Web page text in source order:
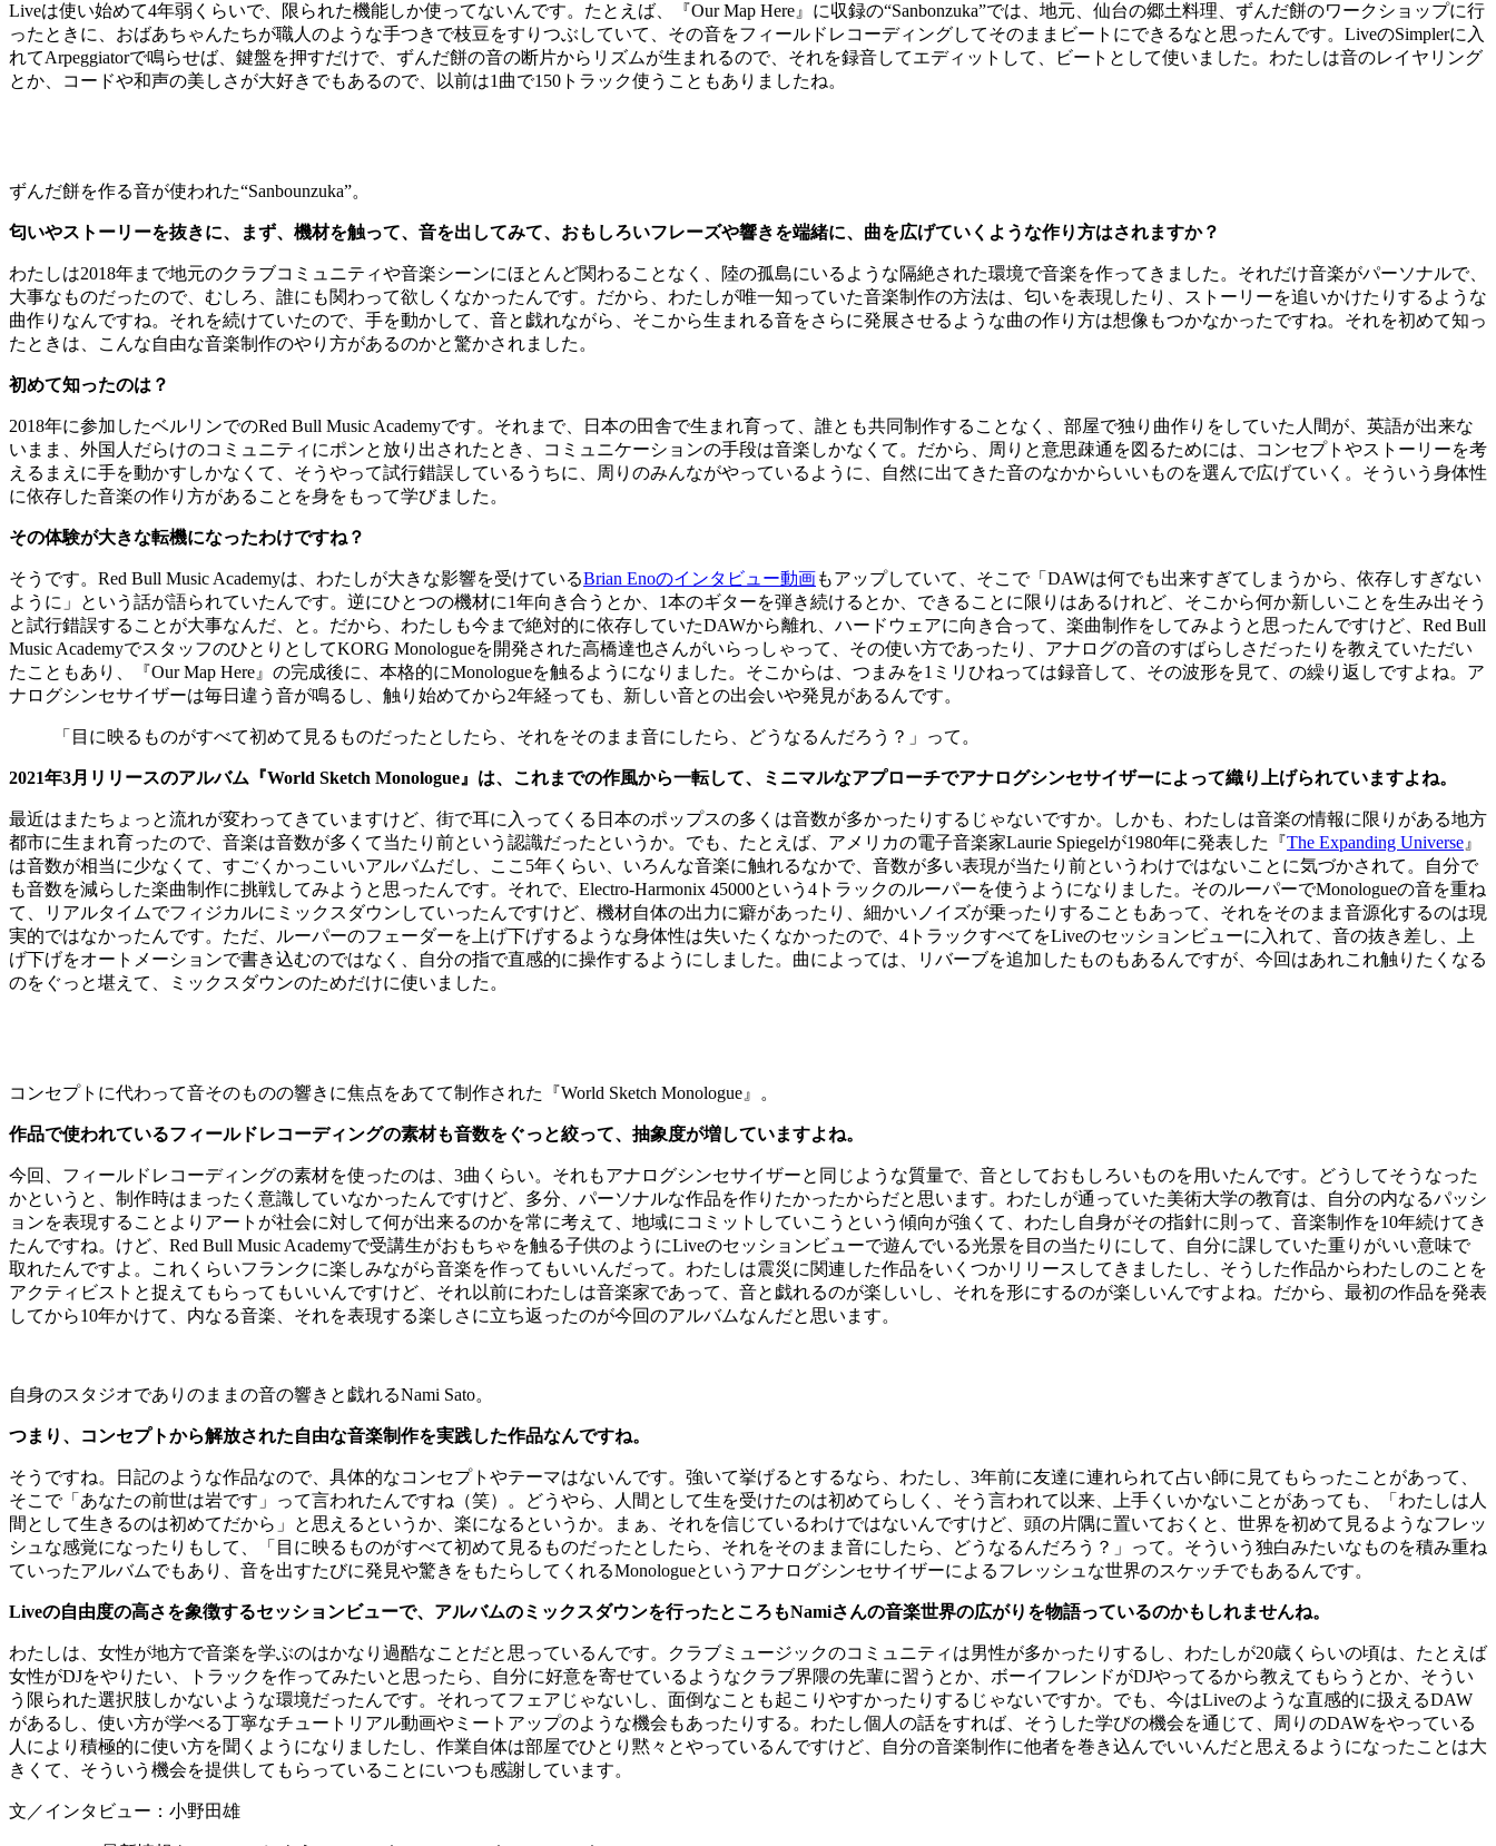
Liveは使い始めて4年弱くらいで、限られた機能しか使ってないんです。たとえば、『Our Map Here』に収録の“Sanbonzuka”では、地元、仙台の郷土料理、ずんだ餅のワークショップに行
ったときに、おばあちゃんたちが職人のような手つきで枝豆をすりつぶしていて、その音をフィールドレコーディングしてそのままビートにできるなと思ったんです。LiveのSimplerに入
れてArpeggiatorで鳴らせば、鍵盤を押すだけで、ずんだ餅の音の断片からリズムが生まれるので、それを録音してエディットして、ビートとして使いました。わたしは音のレイヤリング
とか、コードや和声の美しさが大好きでもあるので、以前は1曲で150トラック使うこともありましたね。
ずんだ餅を作る音が使われた“Sanbounzuka”。
匂いやストーリーを抜きに、まず、機材を触って、音を出してみて、おもしろいフレーズや響きを端緒に、曲を広げていくような作り方はされますか？
わたしは2018年まで地元のクラブコミュニティや音楽シーンにほとんど関わることなく、陸の孤島にいるような隔絶された環境で音楽を作ってきました。それだけ音楽がパーソナルで、
大事なものだったので、むしろ、誰にも関わって欲しくなかったんです。だから、わたしが唯一知っていた音楽制作の方法は、匂いを表現したり、ストーリーを追いかけたりするような
曲作りなんですね。それを続けていたので、手を動かして、音と戯れながら、そこから生まれる音をさらに発展させるような曲の作り方は想像もつかなかったですね。それを初めて知っ
たときは、こんな自由な音楽制作のやり方があるのかと驚かされました。
初めて知ったのは？
2018年に参加したベルリンでのRed Bull Music Academyです。それまで、日本の田舎で生まれ育って、誰とも共同制作することなく、部屋で独り曲作りをしていた人間が、英語が出来な
いまま、外国人だらけのコミュニティにポンと放り出されたとき、コミュニケーションの手段は音楽しかなくて。だから、周りと意思疎通を図るためには、コンセプトやストーリーを考
えるまえに手を動かすしかなくて、そうやって試行錯誤しているうちに、周りのみんながやっているように、自然に出てきた音のなかからいいものを選んで広げていく。そういう身体性
に依存した音楽の作り方があることを身をもって学びました。
その体験が大きな転機になったわけですね？
そうです。Red Bull Music Academyは、わたしが大きな影響を受けているBrian Enoのインタビュー動画 もアップしていて、そこで「DAWは何でも出来すぎてしまうから、依存しすぎない
ように」という話が語られていたんです。逆にひとつの機材に1年向き合うとか、1本のギターを弾き続けるとか、できることに限りはあるけれど、そこから何か新しいことを生み出そう
と試行錯誤することが大事なんだ、と。だから、わたしも今まで絶対的に依存していたDAWから離れ、ハードウェアに向き合って、楽曲制作をしてみようと思ったんですけど、Red Bull
Music AcademyでスタッフのひとりとしてKORG Monologueを開発された高橋達也さんがいらっしゃって、その使い方であったり、アナログの音のすばらしさだったりを教えていただい
たこともあり、『Our Map Here』の完成後に、本格的にMonologueを触るようになりました。そこからは、つまみを1ミリひねっては録音して、その波形を見て、の繰り返しですよね。ア
ナログシンセサイザーは毎日違う音が鳴るし、触り始めてから2年経っても、新しい音との出会いや発見があるんです。
「目に映るものがすべて初めて見るものだったとしたら、それをそのまま音にしたら、どうなるんだろう？」って。
2021年3月リリースのアルバム『World Sketch Monologue』は、これまでの作風から一転して、ミニマルなアプローチでアナログシンセサイザーによって織り上げられていますよね。
最近はまたちょっと流れが変わってきていますけど、街で耳に入ってくる日本のポップスの多くは音数が多かったりするじゃないですか。しかも、わたしは音楽の情報に限りがある地方
都市に生まれ育ったので、音楽は音数が多くて当たり前という認識だったというか。でも、たとえば、アメリカの電子音楽家Laurie Spiegelが1980年に発表した『 The Expanding Universe』
は音数が相当に少なくて、すごくかっこいいアルバムだし、ここ5年くらい、いろんな音楽に触れるなかで、音数が多い表現が当たり前というわけではないことに気づかされて。自分で
も音数を減らした楽曲制作に挑戦してみようと思ったんです。それで、Electro-Harmonix 45000という4トラックのルーパーを使うようになりました。そのルーパーでMonologueの音を重ね
て、リアルタイムでフィジカルにミックスダウンしていったんですけど、機材自体の出力に癖があったり、細かいノイズが乗ったりすることもあって、それをそのまま音源化するのは現
実的ではなかったんです。ただ、ルーパーのフェーダーを上げ下げするような身体性は失いたくなかったので、4トラックすべてをLiveのセッションビューに入れて、音の抜き差し、上
げ下げをオートメーションで書き込むのではなく、自分の指で直感的に操作するようにしました。曲によっては、リバーブを追加したものもあるんですが、今回はあれこれ触りたくなる
のをぐっと堪えて、ミックスダウンのためだけに使いました。
コンセプトに代わって音そのものの響きに焦点をあてて制作された『World Sketch Monologue』。
作品で使われているフィールドレコーディングの素材も音数をぐっと絞って、抽象度が増していますよね。
今回、フィールドレコーディングの素材を使ったのは、3曲くらい。それもアナログシンセサイザーと同じような質量で、音としておもしろいものを用いたんです。どうしてそうなった
かというと、制作時はまったく意識していなかったんですけど、多分、パーソナルな作品を作りたかったからだと思います。わたしが通っていた美術大学の教育は、自分の内なるパッシ
ョンを表現することよりアートが社会に対して何が出来るのかを常に考えて、地域にコミットしていこうという傾向が強くて、わたし自身がその指針に則って、音楽制作を10年続けてき
たんですね。けど、Red Bull Music Academyで受講生がおもちゃを触る子供のようにLiveのセッションビューで遊んでいる光景を目の当たりにして、自分に課していた重りがいい意味で
取れたんですよ。これくらいフランクに楽しみながら音楽を作ってもいいんだって。わたしは震災に関連した作品をいくつかリリースしてきましたし、そうした作品からわたしのことを
アクティビストと捉えてもらってもいいんですけど、それ以前にわたしは音楽家であって、音と戯れるのが楽しいし、それを形にするのが楽しいんですよね。だから、最初の作品を発表
してから10年かけて、内なる音楽、それを表現する楽しさに立ち返ったのが今回のアルバムなんだと思います。
自身のスタジオでありのままの音の響きと戯れるNami Sato。
つまり、コンセプトから解放された自由な音楽制作を実践した作品なんですね。
そうですね。日記のような作品なので、具体的なコンセプトやテーマはないんです。強いて挙げるとするなら、わたし、3年前に友達に連れられて占い師に見てもらったことがあって、
そこで「あなたの前世は岩です」って言われたんですね（笑）。どうやら、人間として生を受けたのは初めてらしく、そう言われて以来、上手くいかないことがあっても、「わたしは人
間として生きるのは初めてだから」と思えるというか、楽になるというか。まぁ、それを信じているわけではないんですけど、頭の片隅に置いておくと、世界を初めて見るようなフレッ
シュな感覚になったりもして、「目に映るものがすべて初めて見るものだったとしたら、それをそのまま音にしたら、どうなるんだろう？」って。そういう独白みたいなものを積み重ね
ていったアルバムでもあり、音を出すたびに発見や驚きをもたらしてくれるMonologueというアナログシンセサイザーによるフレッシュな世界のスケッチでもあるんです。
Liveの自由度の高さを象徴するセッションビューで、アルバムのミックスダウンを行ったところもNamiさんの音楽世界の広がりを物語っているのかもしれませんね。
わたしは、女性が地方で音楽を学ぶのはかなり過酷なことだと思っているんです。クラブミュージックのコミュニティは男性が多かったりするし、わたしが20歳くらいの頃は、たとえば
女性がDJをやりたい、トラックを作ってみたいと思ったら、自分に好意を寄せているようなクラブ界隈の先輩に習うとか、ボーイフレンドがDJやってるから教えてもらうとか、そうい
う限られた選択肢しかないような環境だったんです。それってフェアじゃないし、面倒なことも起こりやすかったりするじゃないですか。でも、今はLiveのような直感的に扱えるDAW
があるし、使い方が学べる丁寧なチュートリアル動画やミートアップのような機会もあったりする。わたし個人の話をすれば、そうした学びの機会を通じて、周りのDAWをやっている
人により積極的に使い方を聞くようになりましたし、作業自体は部屋でひとり黙々とやっているんですけど、自分の音楽制作に他者を巻き込んでいいんだと思えるようになったことは大
きくて、そういう機会を提供してもらっていることにいつも感謝しています。
文／インタビュー：小野田雄